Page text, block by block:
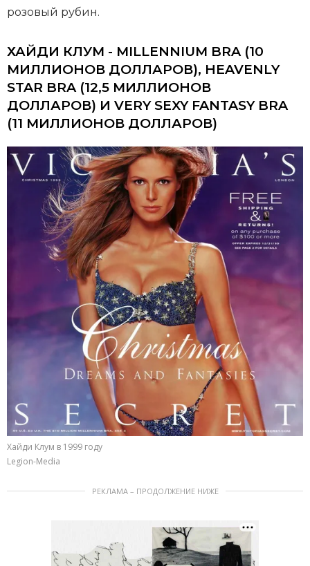
розовый рубин.
ХАЙДИ КЛУМ - MILLENNIUM BRA (10
МИЛЛИОНОВ ДОЛЛАРОВ), HEAVENLY
STAR BRA (12,5 МИЛЛИОНОВ
ДОЛЛАРОВ) И VERY SEXY FANTASY BRA
(11 МИЛЛИОНОВ ДОЛЛАРОВ)
Хайди Клум в 1999 году
Legion-Media
РЕКЛАМА – ПРОДОЛЖЕНИЕ НИЖЕ